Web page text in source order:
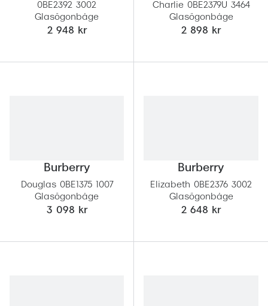
0BE2392 3002
Glasögonbåge
2 948 kr
Charlie 0BE2379U 3464
Glasögonbåge
2 898 kr
Burberry
Douglas 0BE1375 1007
Glasögonbåge
3 098 kr
Burberry
Elizabeth 0BE2376 3002
Glasögonbåge
2 648 kr